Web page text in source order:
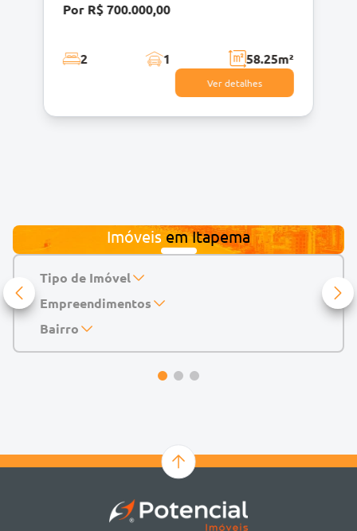
Por R$ 700.000,00
2 1 58.25m²
Ver detalhes
Imóveis emItapema
Tipo de Imóvel
Apartamento
Casa
Geminado
Empreendimentos
143 Mayfair Home Boutique
Accendis Home Living
Bairro
Alto do São Bento
Canto da Praia